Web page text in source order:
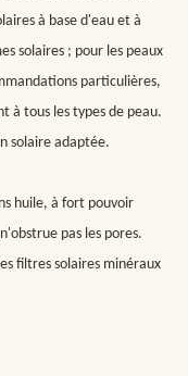
à base d'eau et à
solaires ; pour les peaux
particulières,
à tous les types de peau.
solaire adaptée.
huile, à fort pouvoir
pas les pores.
filtres solaires minéraux